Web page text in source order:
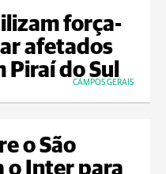
força-
afetados
do Sul
CAMPOS GERAIS
o São
o Inter para